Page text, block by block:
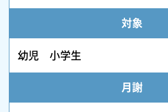
対象
幼児 小学生
月謝